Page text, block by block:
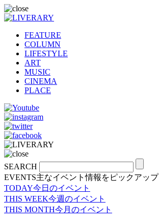
FEATURE
COLUMN
LIFESTYLE
ART
MUSIC
CINEMA
PLACE
SEARCH
EVENTS主なイベント情報をピックアップ
TODAY今日のイベント
THIS WEEK今週のイベント
THIS MONTH今月のイベント